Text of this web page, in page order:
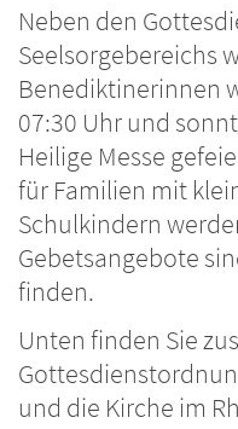
Neben den
Seelsorgebereichs
Benediktinerinnen
07:30 Uhr und
Heilige Messe
für Familien mit
Schulkindern
Gebetsangebote
finden.
Unten finden Sie
und die Kirche im